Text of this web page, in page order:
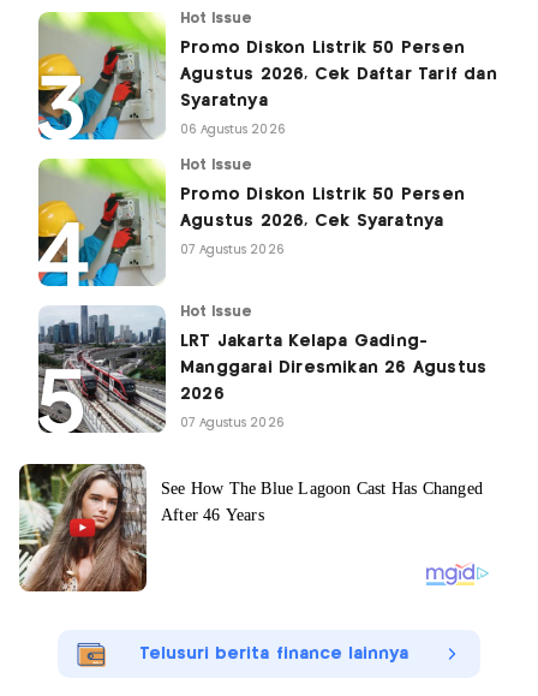
Hot Issue
Promo Diskon Listrik 50 Persen
Agustus 2026, Cek Daftar Tarif dan
Syaratnya
06 Agustus 2026
Hot Issue
Promo Diskon Listrik 50 Persen
Agustus 2026, Cek Syaratnya
07 Agustus 2026
Hot Issue
LRT Jakarta Kelapa Gading-
Manggarai Diresmikan 26 Agustus
2026
07 Agustus 2026
Telusuri berita finance lainnya